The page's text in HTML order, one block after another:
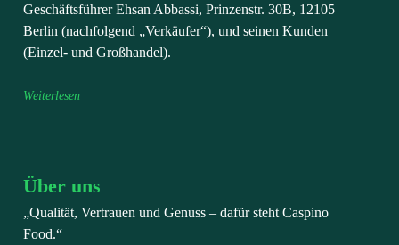
Geschäftsführer Ehsan Abbassi, Prinzenstr. 30B, 12105
Berlin (nachfolgend „Verkäufer“), und seinen Kunden
(Einzel- und Großhandel).
Weiterlesen
Über uns
„Qualität, Vertrauen und Genuss – dafür steht Caspino
Food.“